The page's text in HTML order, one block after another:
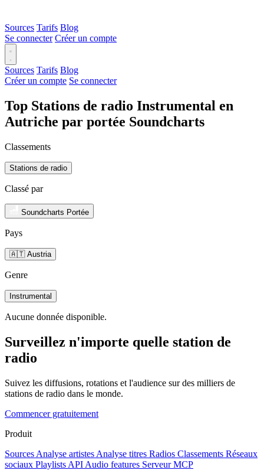
Sources Tarifs Blog
Se connecter Créer un compte
Sources Tarifs Blog
Créer un compte Se connecter
Top Stations de radio Instrumental en
Autriche par portée Soundcharts
Classements
Stations de radio
Classé par
Soundcharts Portée
Pays
🇦🇹 Austria
Genre
Instrumental
Aucune donnée disponible.
Surveillez n'importe quelle station de
radio
Suivez les diffusions, rotations et l'audience sur des milliers de
stations de radio dans le monde.
Commencer gratuitement
Produit
Sources Analyse artistes Analyse titres Radios Classements Réseaux
sociaux Playlists API Audio features Serveur MCP